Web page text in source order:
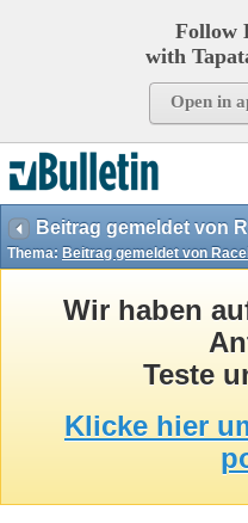
Follow
with
Open in
Beitrag gemeldet von
Thema: Beitrag gemeldet von
Wir haben
Teste
Klicke hier
Page Time:0,24046
Templates:37